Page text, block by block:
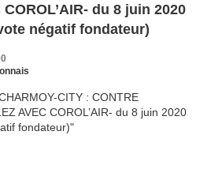
du 8 juin 2020
négatif fondateur)